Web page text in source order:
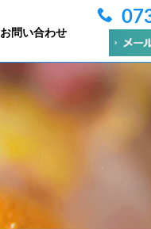
お問い合わせ